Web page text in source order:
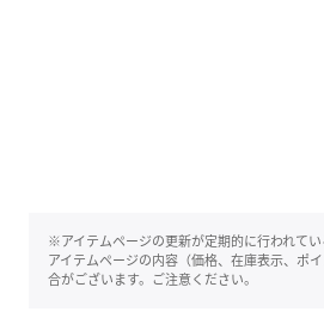
※アイテムページの更新が定期的に行われて
アイテムページの内容（価格、在庫表示、ポ
合がございます。ご注意ください。